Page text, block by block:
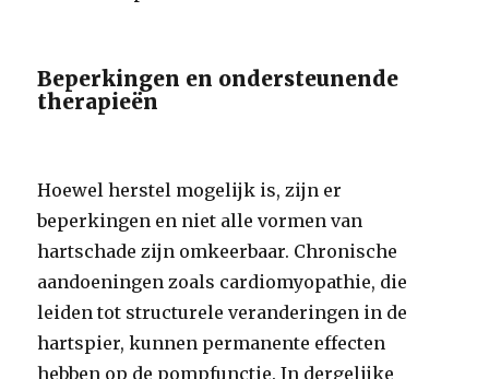
Beperkingen en ondersteunende
therapieën
Hoewel herstel mogelijk is, zijn er
beperkingen en niet alle vormen van
hartschade zijn omkeerbaar. Chronische
aandoeningen zoals cardiomyopathie, die
leiden tot structurele veranderingen in de
hartspier, kunnen permanente effecten
hebben op de pompfunctie. In dergelijke